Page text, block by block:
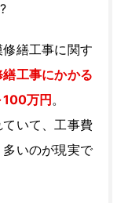
繕工事に関す
工事にかかる
万円 。
いて、工事費
いのが現実で